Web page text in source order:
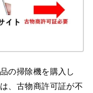
の掃除機を購入し
、古物商許可証が不